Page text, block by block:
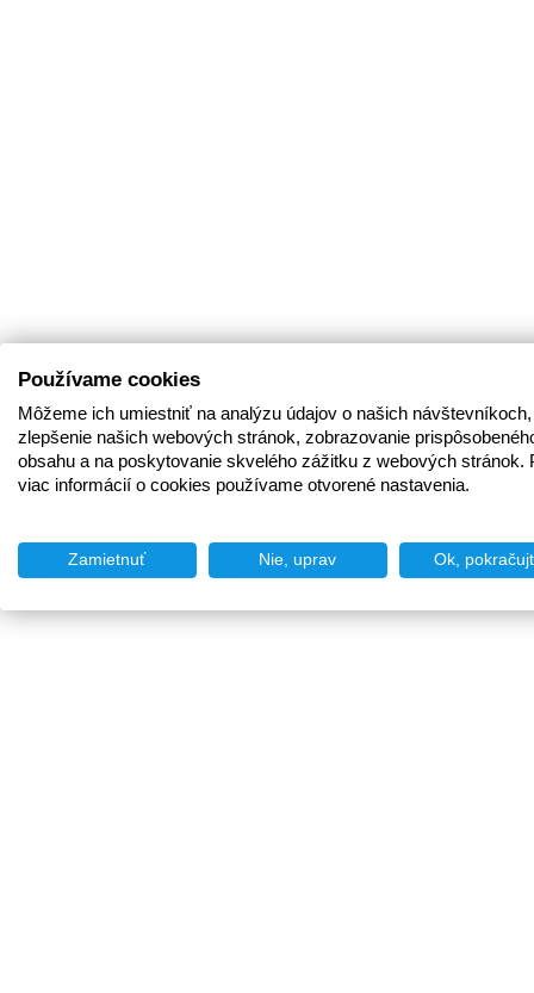
Používame cookies
Môžeme ich umiestniť na analýzu údajov o našich
zlepšenie našich webových stránok, zobrazovanie
obsahu a na poskytovanie skvelého zážitku z webových stránok.
viac informácií o cookies používame otvorené nastavenia.
Zamietnuť Nie, uprav Ok,